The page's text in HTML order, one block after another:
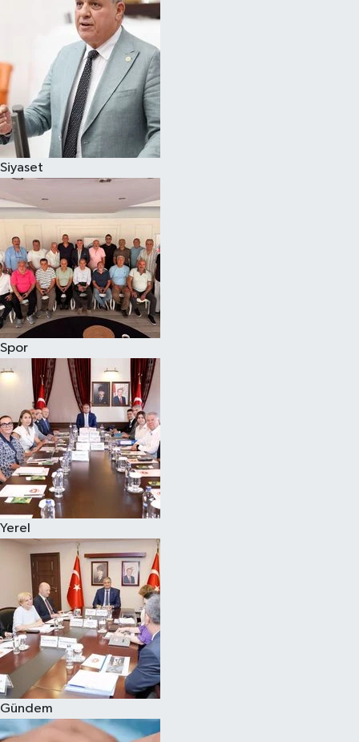
Siyaset
Spor
Yerel
Gündem
Magazin
Özel
Resmi İlanlar
Sağlık
Spor
Yaşam
Yerel Yönetimler
Yurttan